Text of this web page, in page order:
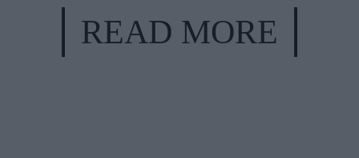
READ MORE